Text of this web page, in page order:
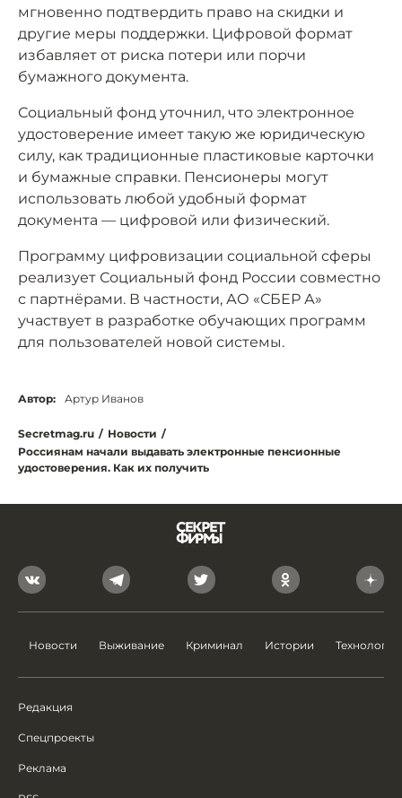
мгновенно подтвердить право на скидки и
другие меры поддержки. Цифровой формат
избавляет от риска потери или порчи
бумажного документа.
Социальный фонд уточнил, что электронное
удостоверение имеет такую же юридическую
силу, как традиционные пластиковые карточки
и бумажные справки. Пенсионеры могут
использовать любой удобный формат
документа — цифровой или физический.
Программу цифровизации социальной сферы
реализует Социальный фонд России совместно
с партнёрами. В частности, АО «СБЕР А»
участвует в разработке обучающих программ
для пользователей новой системы.
Автор: Артур Иванов
Secretmag.ru / Новости /
Россиянам начали выдавать электронные пенсионные
удостоверения. Как их получить
Новости Выживание Криминал Истории Технологии
Редакция
Спецпроекты
Реклама